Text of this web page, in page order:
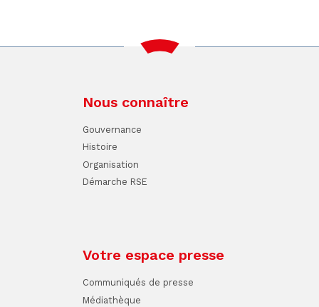
Nous connaître
Gouvernance
Histoire
Organisation
Démarche RSE
Votre espace presse
Communiqués de presse
Médiathèque